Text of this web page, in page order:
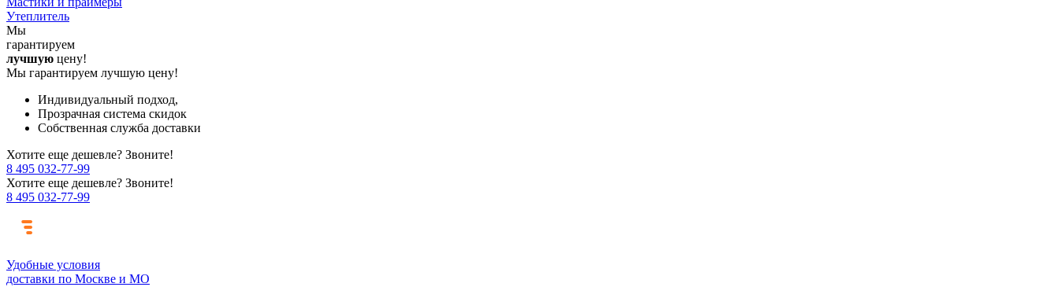
Утеплитель
Мы
гарантируем
лучшую цену!
Мы гарантируем лучшую цену!
Индивидуальный подход,
Прозрачная система скидок
Собственная служба доставки
Хотите еще дешевле? Звоните!
8 495 032-77-99
Хотите еще дешевле? Звоните!
8 495 032-77-99
Удобные условия
доставки по Москве и МО